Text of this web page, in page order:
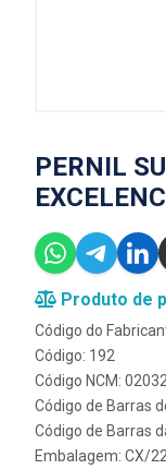
PERNIL
Produto de
Código do
Código: 192
Código NCM:
Código de Barras
Código de Barras
Embalagem: CX/